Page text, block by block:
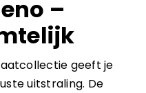
–
geeft je
uitstraling. De